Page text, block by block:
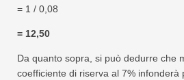
= 1 / 0,08
= 12,50
Da quanto sopra, si può dedurre che
coefficiente di riserva al 7% infonderà